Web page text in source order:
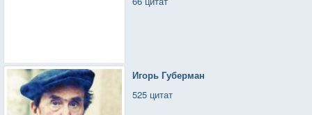
Игорь Губерман
525 цитат